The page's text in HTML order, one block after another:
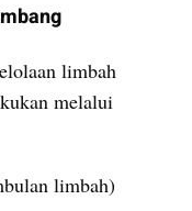
limbah
melalui
limbah)